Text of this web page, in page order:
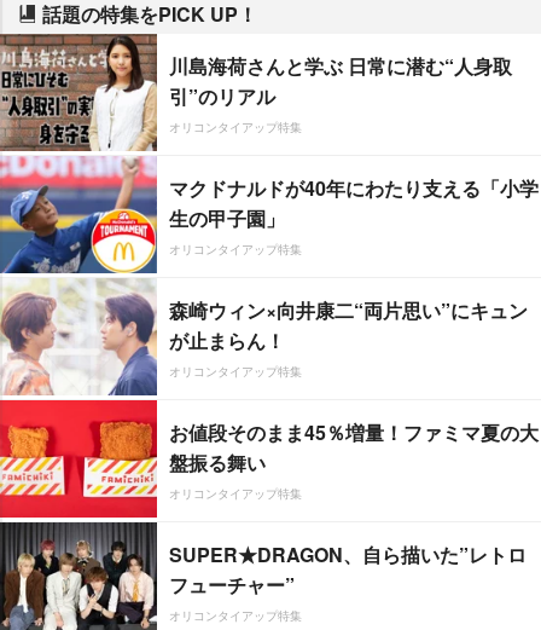
話題の特集をPICK UP！
川島海荷さんと学ぶ 日常に潜む“人身取
引”のリアル
オリコンタイアップ特集
マクドナルドが40年にわたり支える「小学
生の甲子園」
オリコンタイアップ特集
森崎ウィン×向井康二“両片思い”にキュン
が止まらん！
オリコンタイアップ特集
お値段そのまま45％増量！ファミマ夏の大
盤振る舞い
オリコンタイアップ特集
SUPER★DRAGON、自ら描いた”レトロ
フューチャー”
オリコンタイアップ特集